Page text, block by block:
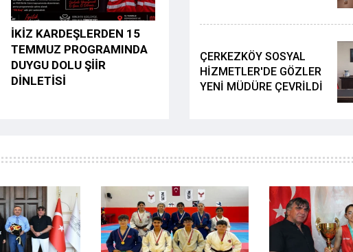
İKİZ KARDEŞLERDEN 15
TEMMUZ PROGRAMINDA
DUYGU DOLU ŞİİR
DİNLETİSİ
ÇERKEZKÖY SOSYAL
HİZMETLER'DE GÖZLER
YENİ MÜDÜRE ÇEVRİLDİ